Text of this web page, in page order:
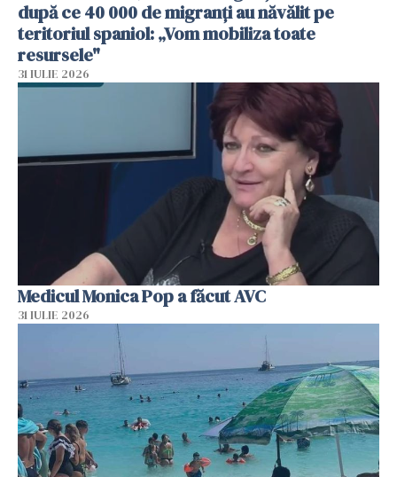
după ce 40 000 de migranți au năvălit pe
teritoriul spaniol: „Vom mobiliza toate
resursele"
31 IULIE 2026
Medicul Monica Pop a făcut AVC
31 IULIE 2026